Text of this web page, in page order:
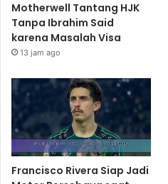
Motherwell Tantang HJK
Tanpa Ibrahim Said
karena Masalah Visa
13 jam ago
Francisco Rivera Siap Jadi